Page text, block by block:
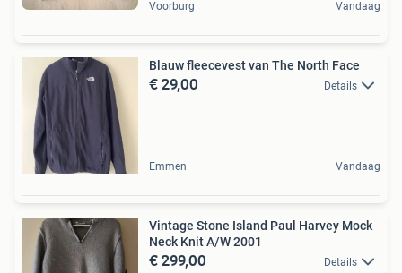
Voorburg Vandaag
Blauw fleecevest van The North Face
€ 29,00 Details
Emmen Vandaag
Vintage Stone Island Paul Harvey Mock
Neck Knit A/W 2001
€ 299,00 Details